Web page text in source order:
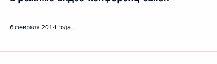
6 февраля 2014 года